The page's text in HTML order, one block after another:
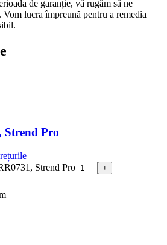
de garanție, vă rugăm să ne
Vom lucra împreună pentru a remedia
Strend Pro
Strend Pro